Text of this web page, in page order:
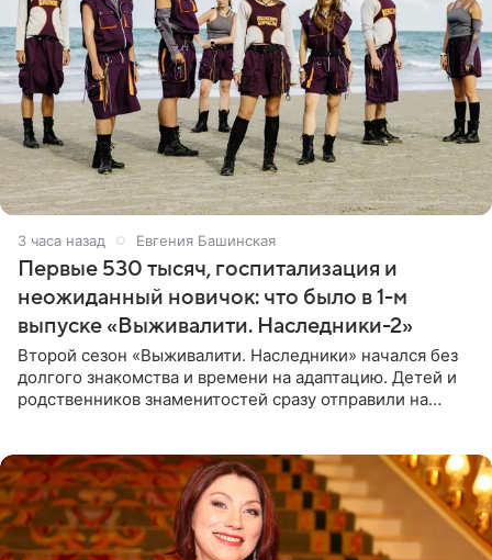
3 часа назад Евгения Башинская
Первые 530 тысяч, госпитализация и
неожиданный новичок: что было в 1-м
выпуске «Выживалити. Наследники-2»
Второй сезон «Выживалити. Наследники» начался без
долгого знакомства и времени на адаптацию. Детей и
родственников знаменитостей сразу отправили на